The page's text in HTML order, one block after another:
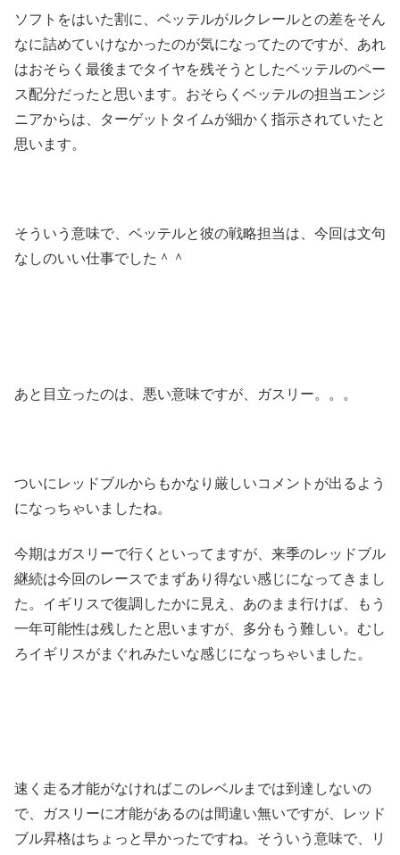
ソフトをはいた割に、ベッテルがルクレールとの差をそん
なに詰めていけなかったのが気になってたのですが、あれ
はおそらく最後までタイヤを残そうとしたベッテルのペー
ス配分だったと思います。おそらくベッテルの担当エンジ
ニアからは、ターゲットタイムが細かく指示されていたと
思います。
そういう意味で、ベッテルと彼の戦略担当は、今回は文句
なしのいい仕事でした＾＾
あと目立ったのは、悪い意味ですが、ガスリー。。。
ついにレッドブルからもかなり厳しいコメントが出るよう
になっちゃいましたね。
今期はガスリーで行くといってますが、来季のレッドブル
継続は今回のレースでまずあり得ない感じになってきまし
た。イギリスで復調したかに見え、あのまま行けば、もう
一年可能性は残したと思いますが、多分もう難しい。むし
ろイギリスがまぐれみたいな感じになっちゃいました。
速く走る才能がなければこのレベルまでは到達しないの
で、ガスリーに才能があるのは間違い無いですが、レッド
ブル昇格はちょっと早かったですね。そういう意味で、リ